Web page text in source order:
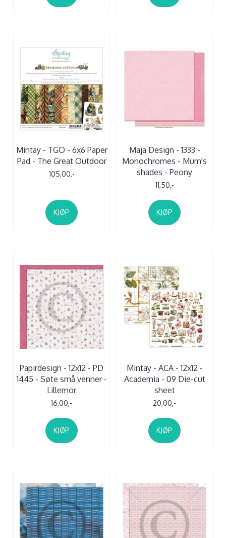
Mintay - TGO - 6x6 Paper
Pad - The Great Outdoor
105,00,-
KJØP
Maja Design - 1333 -
Monochromes - Mum's
shades - Peony
11,50,-
KJØP
Papirdesign - 12x12 - PD
1445 - Søte små venner -
Lillemor
16,00,-
KJØP
Mintay - ACA - 12x12 -
Academia - 09 Die-cut
sheet
20,00,-
KJØP